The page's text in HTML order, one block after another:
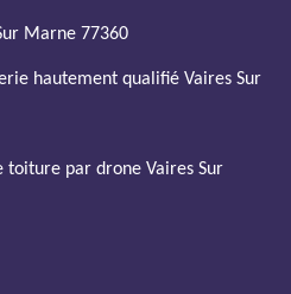
Marne 77360
hautement qualifié Vaires Sur
par drone Vaires Sur